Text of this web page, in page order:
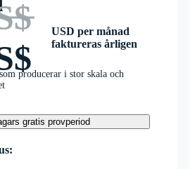
USD per månad
faktureras årligen
producerar i stor skala och
gratis provperiod